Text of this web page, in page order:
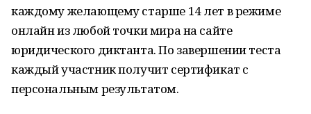
каждому желающему старше 14 лет в режиме
онлайн из любой точки мира на сайте
юридического диктанта. По завершении теста
каждый участник получит сертификат с
персональным результатом.